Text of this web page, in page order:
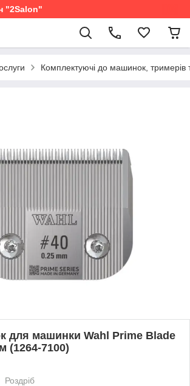
"2Salon"
Комплектуючі до машинок, тримерів
для машинки Wahl Prime Blade
(1264-7100)
Роздріб